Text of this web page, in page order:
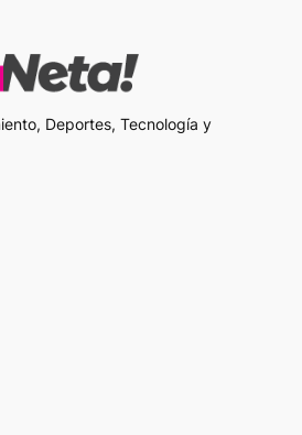
Deportes, Tecnología y